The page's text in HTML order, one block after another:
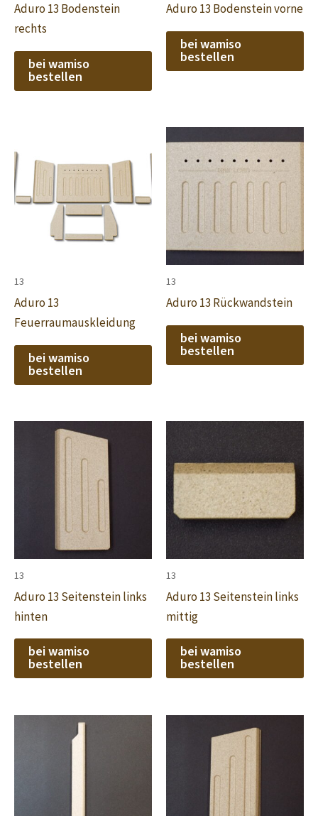
Aduro 13 Bodenstein
rechts
bei wamiso
bestellen
Aduro 13 Bodenstein vorne
bei wamiso
bestellen
13
Aduro 13
Feuerraumauskleidung
bei wamiso
bestellen
13
Aduro 13 Rückwandstein
bei wamiso
bestellen
13
Aduro 13 Seitenstein links
hinten
bei wamiso
bestellen
13
Aduro 13 Seitenstein links
mittig
bei wamiso
bestellen